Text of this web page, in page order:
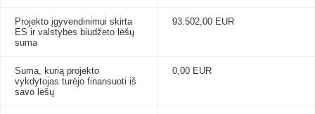
Projekto įgyvendinimui skirta
ES ir valstybės biudžeto lėšų
suma
93.502,00 EUR
Suma, kurią projekto
vykdytojas turėjo finansuoti iš
savo lėšų
0,00 EUR